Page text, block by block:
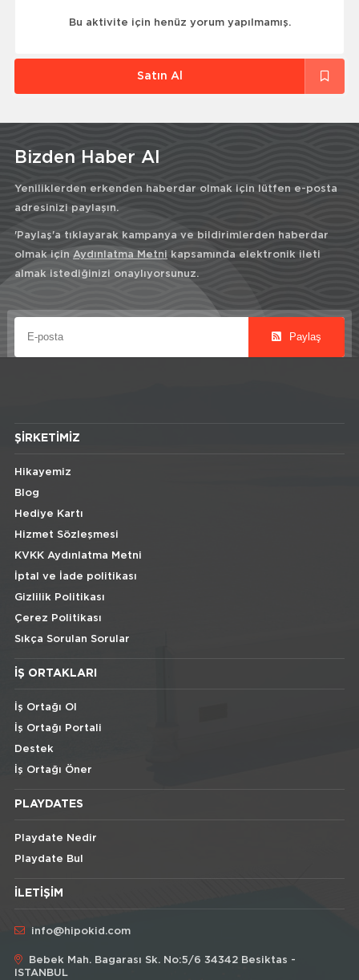
Bu aktivite için henüz yorum yapılmamış.
Satın Al
Bizden Haber Al
Yeniliklerden erkenden haberdar olmak için lütfen e-posta
adresinizi paylaşın.
'Paylaş'a tıklayarak kampanya ve bildirimlerden haberdar
olmak için Aydınlatma Metni kapsamında elektronik ileti
almak istediğinizi onaylıyorsunuz.
Paylaş
ŞIRKETIMIZ
Hikayemiz
Blog
Hediye Kartı
Hizmet Sözleşmesi
KVKK Aydınlatma Metni
İptal ve İade politikası
Gizlilik Politikası
Çerez Politikası
Sıkça Sorulan Sorular
İŞ ORTAKLARI
İş Ortağı Ol
İş Ortağı Portali
Destek
İş Ortağı Öner
PLAYDATES
Playdate Nedir
Playdate Bul
İLETIŞIM
info@hipokid.com
Bebek Mah. Bagarası Sk. No:5/6 34342 Besiktas -
ISTANBUL